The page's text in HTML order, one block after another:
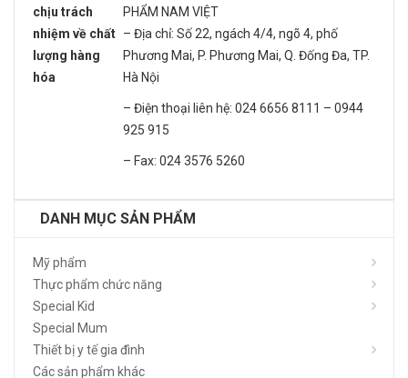
chịu trách
nhiệm về chất
lượng hàng
hóa
PHẨM NAM VIỆT
– Địa chỉ: Số 22, ngách 4/4, ngõ 4, phố
Phương Mai, P. Phương Mai, Q. Đống Đa, TP.
Hà Nội
– Điện thoại liên hệ: 024 6656 8111 – 0944
925 915
– Fax: 024 3576 5260
DANH MỤC SẢN PHẨM
Mỹ phẩm
Thực phẩm chức năng
Special Kid
Special Mum
Thiết bị y tế gia đình
Các sản phẩm khác